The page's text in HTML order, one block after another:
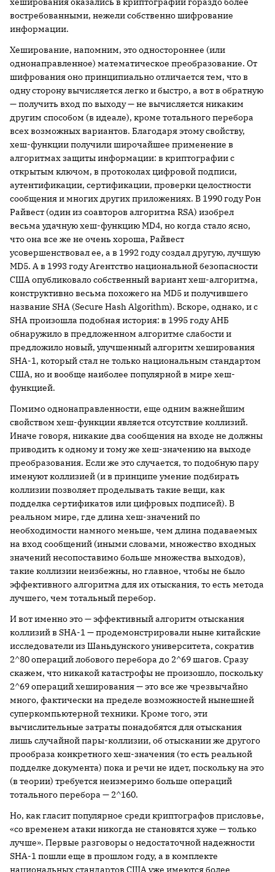
востребованными, нежели собственно шифрование
информации.
Хеширование, напомним, это одностороннее (или
однонаправленное) математическое преобразование. От
шифрования оно принципиально отличается тем, что в
одну сторону вычисляется легко и быстро, а вот в обратную
— получить вход по выходу — не вычисляется никаким
другим способом (в идеале), кроме тотального перебора
всех возможных вариантов. Благодаря этому свойству,
хеш-функции получили широчайшее применение в
алгоритмах защиты информации: в криптографии с
открытым ключом, в протоколах цифровой подписи,
аутентификации, сертификации, проверки целостности
сообщения и многих других приложениях. В 1990 году Рон
Райвест (один из соавторов алгоритма RSA) изобрел
весьма удачную хеш-функцию MD4, но когда стало ясно,
что она все же не очень хороша, Райвест
усовершенствовал ее, а в 1992 году создал другую, лучшую
MD5. А в 1993 году Агентство национальной безопасности
США опубликовало собственный вариант хеш-алгоритма,
конструктивно весьма похожего на MD5 и получившего
название SHA (Secure Hash Algorithm). Вскоре, однако, и с
SHA произошла подобная история: в 1995 году АНБ
обнаружило в предложенном алгоритме слабости и
предложило новый, улучшенный алгоритм хеширования
SHA-1, который стал не только национальным стандартом
США, но и вообще наиболее популярной в мире хеш-
функцией.
Помимо однонаправленности, еще одним важнейшим
свойством хеш-функции является отсутствие коллизий.
Иначе говоря, никакие два сообщения на входе не должны
приводить к одному и тому же хеш-значению на выходе
преобразования. Если же это случается, то подобную пару
именуют коллизией (и в принципе умение подбирать
коллизии позволяет проделывать такие вещи, как
подделка сертификатов или цифровых подписей). В
реальном мире, где длина хеш-значений по
необходимости намного меньше, чем длина подаваемых
на вход сообщений (иными словами, множество входных
значений несопоставимо больше множества выходов),
такие коллизии неизбежны, но главное, чтобы не было
эффективного алгоритма для их отыскания, то есть метода
лучшего, чем тотальный перебор.
И вот именно это — эффективный алгоритм отыскания
коллизий в SHA-1 — продемонстрировали ныне китайские
исследователи из Шаньдунского университета, сократив
2^80 операций лобового перебора до 2^69 шагов. Сразу
скажем, что никакой катастрофы не произошло, поскольку
2^69 операций хеширования — это все же чрезвычайно
много, фактически на пределе возможностей нынешней
суперкомпьютерной техники. Кроме того, эти
вычислительные затраты понадобятся для отыскания
лишь случайной пары-коллизии, об отыскании же другого
прообраза конкретного хеш-значения (то есть реальной
подделке документа) пока и речи не идет, поскольку на это
(в теории) требуется неизмеримо больше операций
тотального перебора — 2^160.
Но, как гласит популярное среди криптографов присловье,
«со временем атаки никогда не становятся хуже — только
лучше». Первые разговоры о недостаточной надежности
SHA-1 пошли еще в прошлом году, а в комплекте
национальных стандартов США уже имеются более